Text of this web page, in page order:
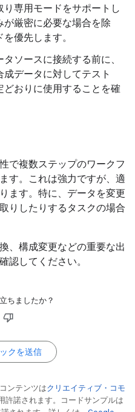
り専用モードをサポートし
厳密に必要な場合を除
優先します。
ソースに接続する前に、
データに対してテスト
どおりに使用することを確
で複数ステップのワークフ
す。これは強力ですが、適
ます。特に、データを変更
りしたりするタスクの場合
、構成変更などの重要な出
認してください。
ちましたか？
クを送信
ンテンツはクリエイティブ・コモ
許諾されます。コードサンプルは